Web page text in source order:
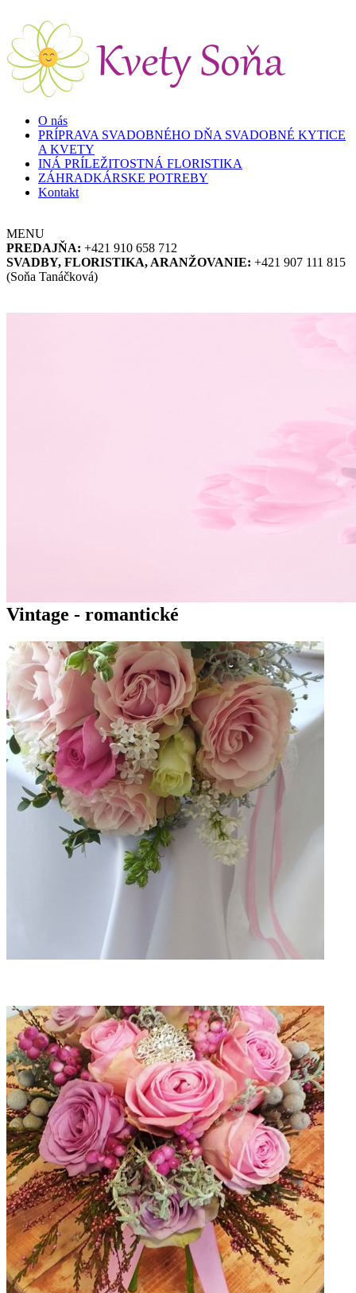
O nás
PRÍPRAVA SVADOBNÉHO DŇA SVADOBNÉ KYTICE
A KVETY
INÁ PRÍLEŽITOSTNÁ FLORISTIKA
ZÁHRADKÁRSKE POTREBY
Kontakt
MENU
PREDAJŇA: +421 910 658 712
SVADBY, FLORISTIKA, ARANŽOVANIE: +421 907 111 815
(Soňa Tanáčková)
Vintage - romantické